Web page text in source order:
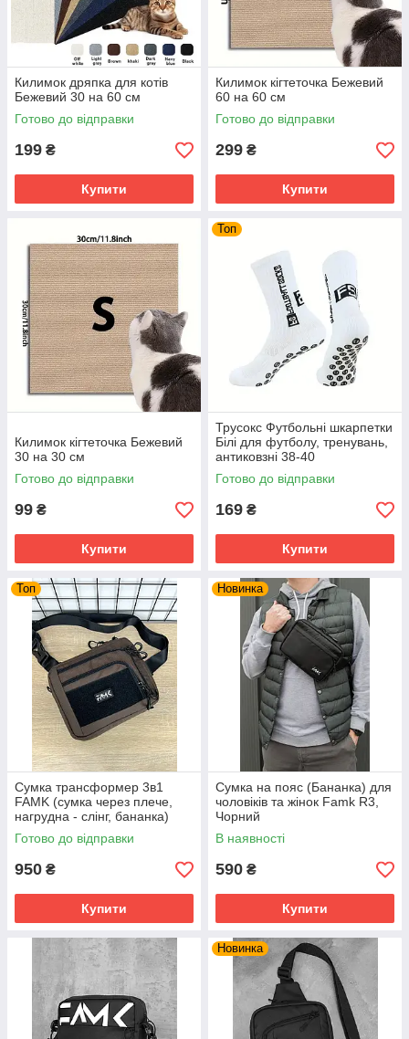
Килимок дряпка для котів
Бежевий 30 на 60 см
Готово до відправки
199 ₴
Купити
Килимок кігтеточка Бежевий
60 на 60 см
Готово до відправки
299 ₴
Купити
Килимок кігтеточка Бежевий
30 на 30 см
Готово до відправки
99 ₴
Купити
Топ
Трусокс Футбольні шкарпетки
Білі для футболу, тренувань,
антиковзні 38-40
Готово до відправки
169 ₴
Купити
Топ
Сумка трансформер 3в1
FAMK (сумка через плече,
нагрудна - слінг, бананка)
для чоловіків та жінок,
Коричневий
Готово до відправки
950 ₴
Купити
Новинка
Сумка на пояс (Бананка) для
чоловіків та жінок Famk R3,
Чорний
В наявності
590 ₴
Купити
Новинка